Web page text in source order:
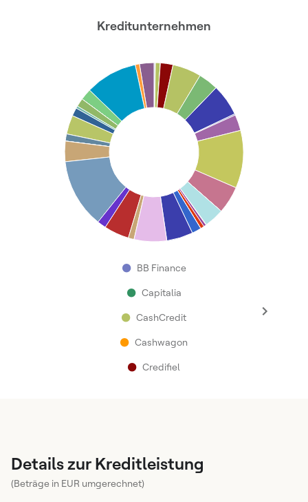
Kreditunternehmen
● BB Finance
● Capitalia
● CashCredit
● Cashwagon
● Credifiel
Details zur Kreditleistung
(Beträge in EUR umgerechnet)